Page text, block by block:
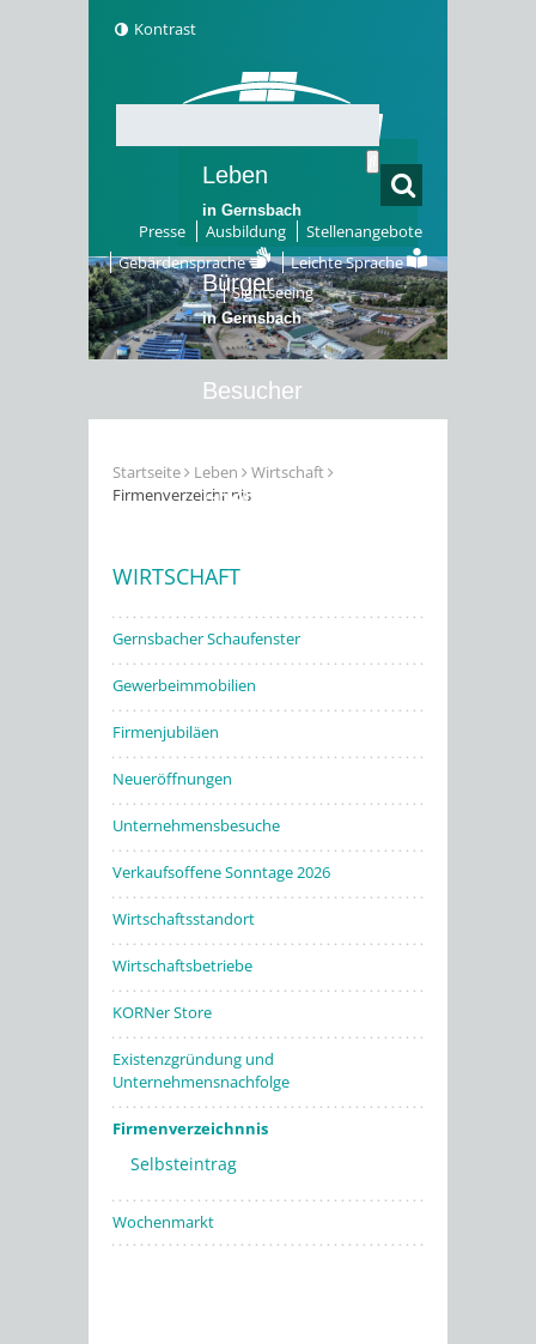
Kontrast
Presse Ausbildung
Stellenangebote
Gebärdensprache
Leichte Sprache
Sightseeing
Leben
in Gernsbach
Bürger
in Gernsbach
Besucher
Erleben
Startseite Leben
Wirtschaft
Firmenverzeichnnis
WIRTSCHAFT
Gernsbacher Schaufenster
Gewerbeimmobilien
Firmenjubiläen
Neueröffnungen
Unternehmensbesuche
Verkaufsoffene Sonntage 2026
Wirtschaftsstandort
Wirtschaftsbetriebe
KORNer Store
Existenzgründung und
Unternehmensnachfolge
Firmenverzeichnnis
Selbsteintrag
Wochenmarkt